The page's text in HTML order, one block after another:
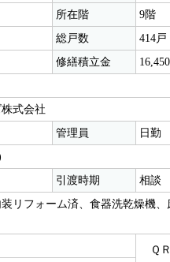
所在階
9階
総戸数
414戸
修繕積立金
式会社
管理員
日勤
引渡時期 相談
リフォーム済、食器洗乾燥機
Ｑ